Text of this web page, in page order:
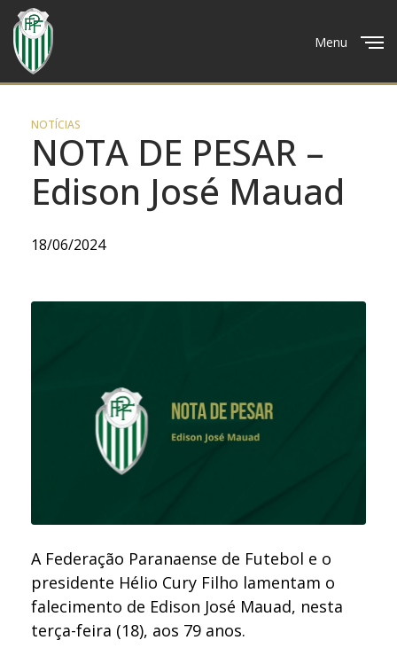
Menu
NOTÍCIAS
NOTA DE PESAR –
Edison José Mauad
18/06/2024
A Federação Paranaense de Futebol e o
presidente Hélio Cury Filho lamentam o
falecimento de Edison José Mauad, nesta
terça-feira (18), aos 79 anos.